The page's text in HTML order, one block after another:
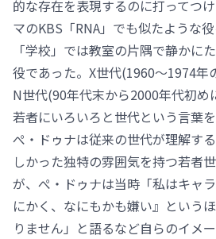
的な存在を表現するのに打ってつ
マのKBS「RNA」でも似たような
「学校」では教室の片隅で静かに
役であった。X世代(1960～1974年
N世代(90年代末から2000年代初め
若者にいろいろと世代という言葉
ぺ・ドゥナは従来の世代が理解す
しかった独特の雰囲気を持つ若者
が、ぺ・ドゥナは当時「私はキャ
にかく、なにもかも嫌い』という
りません」と語るなど自らのイメ